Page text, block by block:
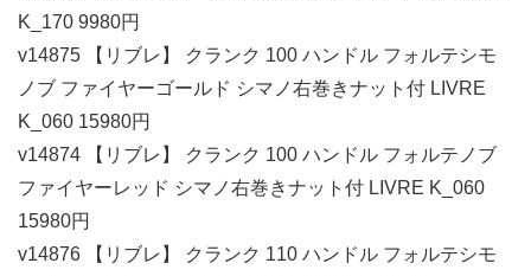
K_170 9980円
v14875 【リブレ】 クランク 100 ハンドル フォルテシモ
ノブ ファイヤーゴールド シマノ右巻きナット付 LIVRE
K_060 15980円
v14874 【リブレ】 クランク 100 ハンドル フォルテノブ
ファイヤーレッド シマノ右巻きナット付 LIVRE K_060
15980円
v14876 【リブレ】 クランク 110 ハンドル フォルテシモ